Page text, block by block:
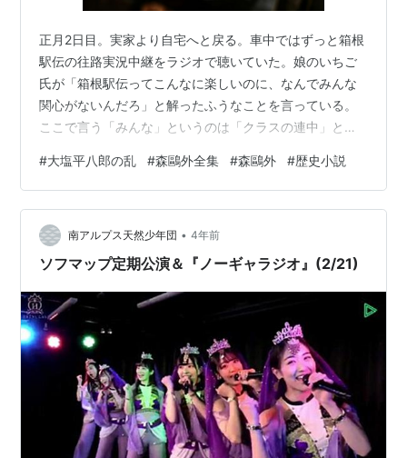
正月2日目。実家より自宅へと戻る。車中ではずっと箱根
駅伝の往路実況中継をラジオで聴いていた。娘のいちご
氏が「箱根駅伝ってこんなに楽しいのに、なんでみんな
関心がないんだろ」と解ったふうなことを言っている。
ここで言う「みんな」というのは「クラスの連中」とい
実家ではとくになにをするわけでもなく。誰と挨拶を交
わすわけでもなく。 帰路、東名ではクルマの5台追突事
故があったりしたが、さほど渋滞することはなかった。
途中、横浜の義兄のもとに立ち寄り、新年の挨拶をす
る。みなさん息災で何よりでした。 帰宅して、ぼんやり
#大塩平八郎の乱 #森鷗外全集 #森鷗外 #歴史小説
南アルプス天然少年団 • 4年前
ソフマップ定期公演＆『ノーギャラジオ』(2/21)